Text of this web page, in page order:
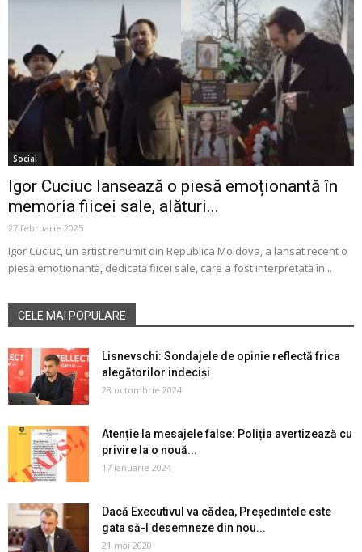
Social
Igor Cuciuc lansează o piesă emoționantă în
memoria fiicei sale, alături...
27 februarie 2025
Igor Cuciuc, un artist renumit din Republica Moldova, a lansat recent o
piesă emoționantă, dedicată fiicei sale, care a fost interpretată în...
CELE MAI POPULARE
Lisnevschi: Sondajele de opinie reflectă frica
alegătorilor indeciși
28 octombrie 2024
Atenție la mesajele false: Poliția avertizează cu
privire la o nouă...
17 ianuarie 2024
Dacă Executivul va cădea, Președintele este
gata să-l desemneze din nou...
21 mai 2020